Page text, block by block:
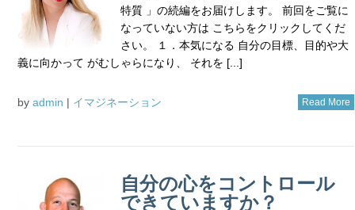
特質 」の続編をお届けします。 前回をご覧に
なっていない方は こちらをクリックしてくだ
さい。 １．本気になる 自分の目標、目的や大
義に向かって がむしゃらになり、 それを [...]
by admin | イマジネーション Read More
自分の心をコントロール
できていますか？